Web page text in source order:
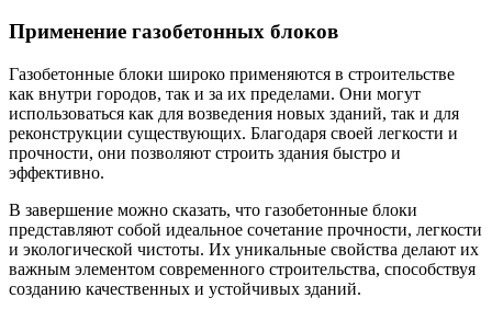
Применение газобетонных блоков
Газобетонные блоки широко применяются в строительстве
как внутри городов, так и за их пределами. Они могут
использоваться как для возведения новых зданий, так и для
реконструкции существующих. Благодаря своей легкости и
прочности, они позволяют строить здания быстро и
эффективно.
В завершение можно сказать, что газобетонные блоки
представляют собой идеальное сочетание прочности, легкости
и экологической чистоты. Их уникальные свойства делают их
важным элементом современного строительства, способствуя
созданию качественных и устойчивых зданий.